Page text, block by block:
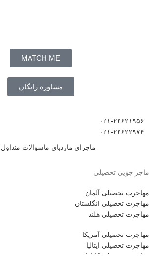
MATCH ME
مشاوره رایگان
۰۲۱-۲۲۶۲۱۹۵۶
۰۲۱-۲۲۶۲۲۹۷۴
ماجرای ماردپای ماسوالات متداول
ماجراجویی تحصیلی
مهاجرت تحصیلی آلمان
مهاجرت تحصیلی انگلستان
مهاجرت تحصیلی هلند
مهاجرت تحصیلی آمریکا
مهاجرت تحصیلی ایتالیا
مهاجرت تحصیلی کانادا